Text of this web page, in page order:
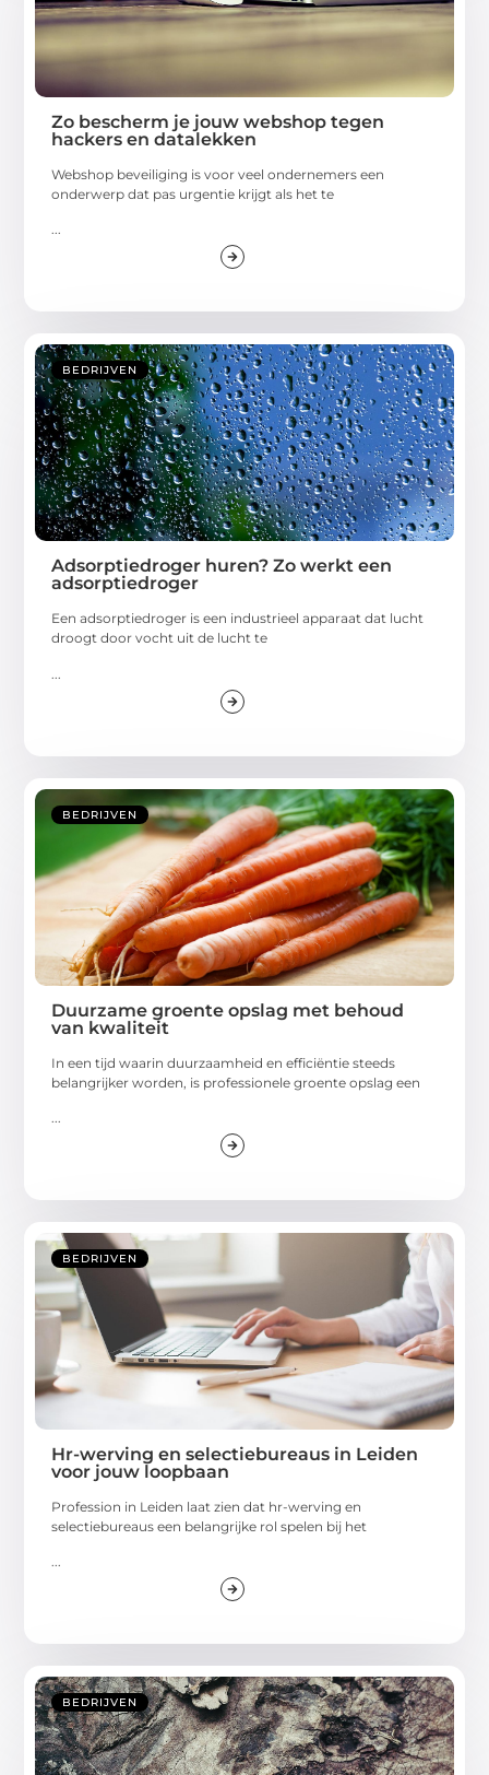
Zo bescherm je jouw webshop tegen
hackers en datalekken
Webshop beveiliging is voor veel ondernemers een
onderwerp dat pas urgentie krijgt als het te
...
BEDRIJVEN
Adsorptiedroger huren? Zo werkt een
adsorptiedroger
Een adsorptiedroger is een industrieel apparaat dat lucht
droogt door vocht uit de lucht te
BEDRIJVEN
Duurzame groente opslag met behoud
van kwaliteit
In een tijd waarin duurzaamheid en efficiëntie steeds
belangrijker worden, is professionele groente opslag een
BEDRIJVEN
Hr-werving en selectiebureaus in Leiden
voor jouw loopbaan
Profession in Leiden laat zien dat hr-werving en
selectiebureaus een belangrijke rol spelen bij het
...
BEDRIJVEN